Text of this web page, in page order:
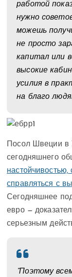
работой
нужно
можешь
не просто
капитал или
высокие
усилия в
на благо
Посол Швеции в
сегодняшнего
справляться с
Сегодняшнее
евро —
серьезным
“Поэтому